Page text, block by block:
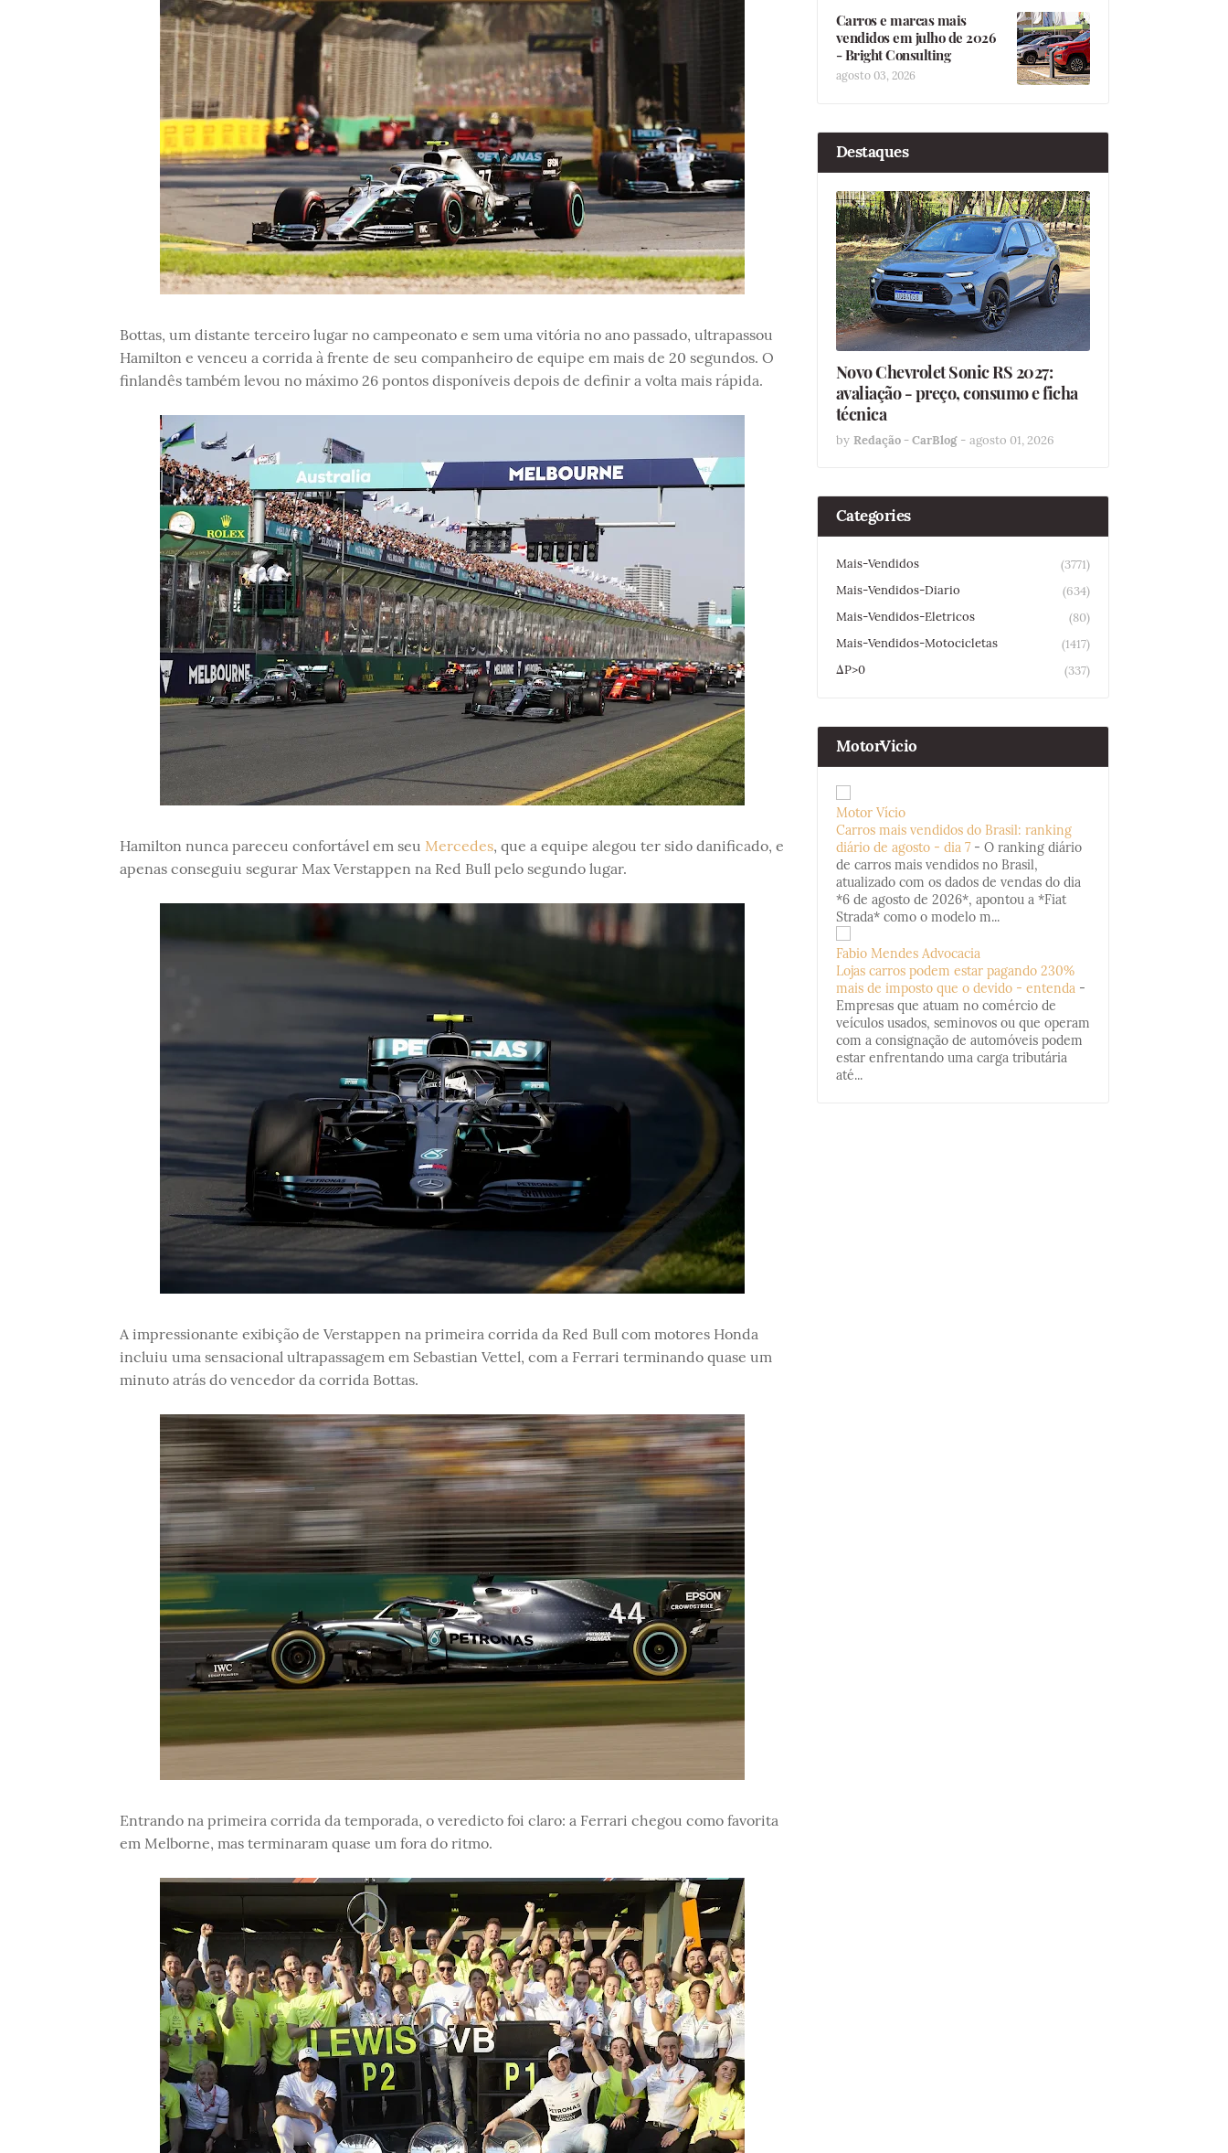
Bottas, um distante terceiro lugar no campeonato e sem uma vitória no ano passado, ultrapassou
Hamilton e venceu a corrida à frente de seu companheiro de equipe em mais de 20 segundos. O
finlandês também levou no máximo 26 pontos disponíveis depois de definir a volta mais rápida.
Hamilton nunca pareceu confortável em seu Mercedes, que a equipe alegou ter sido danificado, e
apenas conseguiu segurar Max Verstappen na Red Bull pelo segundo lugar.
A impressionante exibição de Verstappen na primeira corrida da Red Bull com motores Honda
incluiu uma sensacional ultrapassagem em Sebastian Vettel, com a Ferrari terminando quase um
minuto atrás do vencedor da corrida Bottas.
Entrando na primeira corrida da temporada, o veredicto foi claro: a Ferrari chegou como favorita
em Melborne, mas terminaram quase um fora do ritmo.
Carros e marcas mais
vendidos em julho de 2026
- Bright Consulting
agosto 03, 2026
Destaques
Novo Chevrolet Sonic RS 2027:
avaliação - preço, consumo e ficha
técnica
by Redação - CarBlog - agosto 01, 2026
Categories
Mais-Vendidos
(3771)
Mais-Vendidos-Diario
(634)
Mais-Vendidos-Eletricos
(80)
Mais-Vendidos-Motocicletas
(1417)
ΔP>0
(337)
MotorVicio
Motor Vício
Carros mais vendidos do Brasil: ranking
diário de agosto - dia 7 - O ranking diário
de carros mais vendidos no Brasil,
atualizado com os dados de vendas do dia
*6 de agosto de 2026*, apontou a *Fiat
Strada* como o modelo m...
Fabio Mendes Advocacia
Lojas carros podem estar pagando 230%
mais de imposto que o devido - entenda -
Empresas que atuam no comércio de
veículos usados, seminovos ou que operam
com a consignação de automóveis podem
estar enfrentando uma carga tributária
até...